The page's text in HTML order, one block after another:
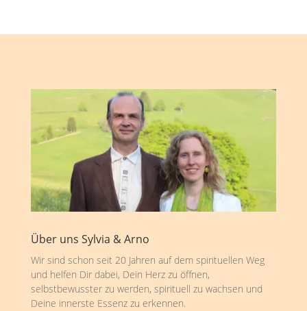
Über uns Sylvia & Arno
Wir sind schon seit 20 Jahren auf dem spirituellen Weg
und helfen Dir dabei, Dein Herz zu öffnen,
selbstbewusster zu werden, spirituell zu wachsen und
Deine innerste Essenz zu erkennen.